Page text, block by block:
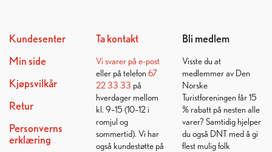
Kundesenter
Min side
Kjøpsvilkår
Retur
Personverns
erklæring
Ta kontakt
Vi svarer på e-post
eller på telefon 67
22 33 33 på
hverdager mellom
kl. 9–15 (10–12 i
romjul og
sommertid). Vi har
også kundestøtte på
Bli medlem
Visste du at
medlemmer av Den
Norske
Turistforeningen får 15
% rabatt på nesten alle
varer? Samtidig hjelper
du også DNT med å gi
flest mulig folk